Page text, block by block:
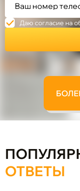
Даю согласие на
ОТВЕТЫ